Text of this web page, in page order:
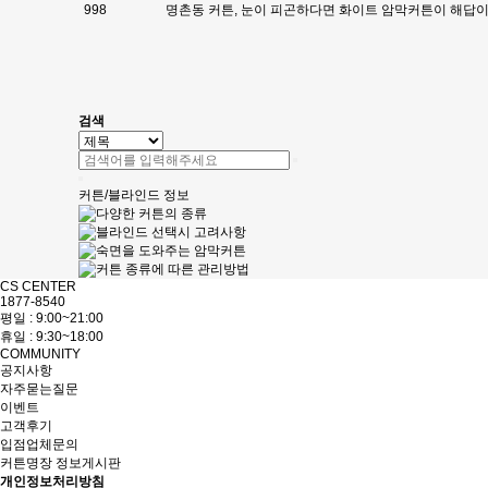
998 명촌동 커튼, 눈이 피곤하다면 화이트 암막커튼이 해답
검색
커튼/블라인드 정보
CS CENTER
1877-8540
평일 : 9:00~21:00
휴일 : 9:30~18:00
COMMUNITY
공지사항
자주묻는질문
이벤트
고객후기
입점업체문의
커튼명장 정보게시판
개인정보처리방침